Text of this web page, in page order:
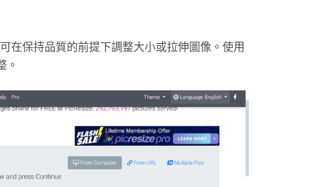
在保持品質的前提下調整大小或拉伸圖像。使用
。